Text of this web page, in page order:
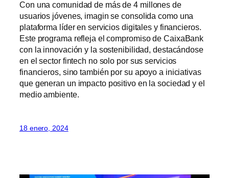
Con una comunidad de más de 4 millones de
usuarios jóvenes, imagin se consolida como una
plataforma líder en servicios digitales y financieros.
Este programa refleja el compromiso de CaixaBank
con la innovación y la sostenibilidad, destacándose
en el sector fintech no solo por sus servicios
financieros, sino también por su apoyo a iniciativas
que generan un impacto positivo en la sociedad y el
medio ambiente.
18 enero, 2024